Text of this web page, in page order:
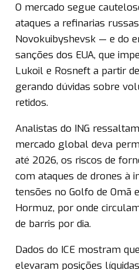
O mercado segue
ataques a refinarias
Novokuibyshevsk — e do
sanções dos EUA, que
Lukoil e Rosneft a partir
gerando dúvidas sobre
retidos.
Analistas do ING
mercado global deva
até 2026, os riscos de
com ataques de drones à
tensões no Golfo de Omã
Hormuz, por onde
de barris por dia.
Dados do ICE mostram
elevaram posições